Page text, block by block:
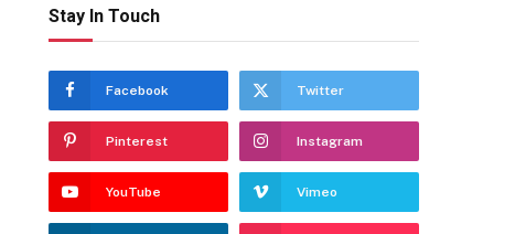
Stay In Touch
Facebook Twitter
Pinterest Instagram
YouTube Vimeo